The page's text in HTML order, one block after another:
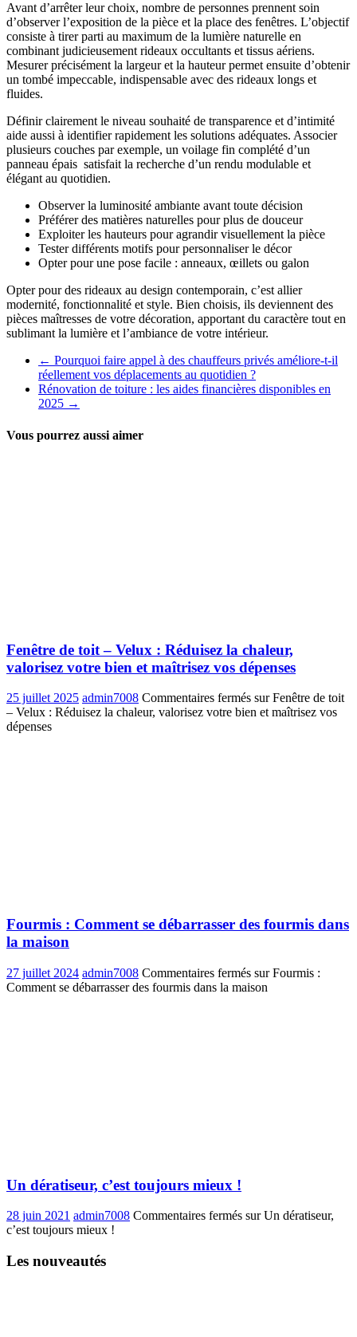
Avant d’arrêter leur choix, nombre de personnes prennent soin
d’observer l’exposition de la pièce et la place des fenêtres. L’objectif
consiste à tirer parti au maximum de la lumière naturelle en
combinant judicieusement rideaux occultants et tissus aériens.
Mesurer précisément la largeur et la hauteur permet ensuite d’obtenir
un tombé impeccable, indispensable avec des rideaux longs et
fluides.
Définir clairement le niveau souhaité de transparence et d’intimité
aide aussi à identifier rapidement les solutions adéquates. Associer
plusieurs couches par exemple, un voilage fin complété d’un
panneau épais satisfait la recherche d’un rendu modulable et
élégant au quotidien.
Observer la luminosité ambiante avant toute décision
Préférer des matières naturelles pour plus de douceur
Exploiter les hauteurs pour agrandir visuellement la pièce
Tester différents motifs pour personnaliser le décor
Opter pour une pose facile : anneaux, œillets ou galon
Opter pour des rideaux au design contemporain, c’est allier
modernité, fonctionnalité et style. Bien choisis, ils deviennent des
pièces maîtresses de votre décoration, apportant du caractère tout en
sublimant la lumière et l’ambiance de votre intérieur.
← Pourquoi faire appel à des chauffeurs privés améliore-t-il
réellement vos déplacements au quotidien ?
Rénovation de toiture : les aides financières disponibles en
2025 →
Vous pourrez aussi aimer
Fenêtre de toit – Velux : Réduisez la chaleur,
valorisez votre bien et maîtrisez vos dépenses
25 juillet 2025 admin7008 Commentaires fermés sur Fenêtre de toit
– Velux : Réduisez la chaleur, valorisez votre bien et maîtrisez vos
dépenses
Fourmis : Comment se débarrasser des fourmis dans
la maison
27 juillet 2024 admin7008 Commentaires fermés sur Fourmis :
Comment se débarrasser des fourmis dans la maison
Un dératiseur, c’est toujours mieux !
28 juin 2021 admin7008 Commentaires fermés sur Un dératiseur,
c’est toujours mieux !
Les nouveautés